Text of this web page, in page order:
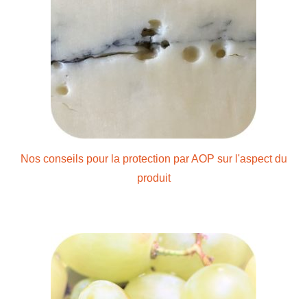
Nos conseils pour la protection par AOP sur l'aspect du
produit